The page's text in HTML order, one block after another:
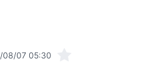
08/07 05:30